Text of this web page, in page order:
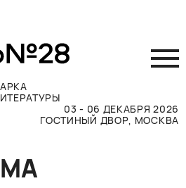
03 - 06 ДЕКАБРЯ 2026
ГОСТИНЫЙ ДВОР, МОСКВА